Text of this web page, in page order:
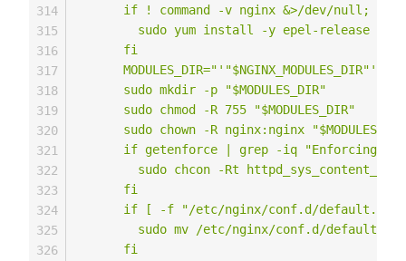
      if ! command -v nginx &>/dev/null; then
sudo yum install -y epel-release
      fi
      MODULES_DIR="'"$NGINX_MODULES_DIR"'"
      sudo mkdir -p "$MODULES_DIR"
      sudo chmod -R 755 "$MODULES_DIR"
sudo chown -R nginx:nginx
if getenforce | grep -iq "Enforcing";
sudo chcon -Rt httpd_sys_content_t
      fi
if [ -f "/etc/nginx/conf.d/
sudo mv /etc/nginx/conf.d/
      fi
314
315
316
317
318
319
320
321
322
323
324
325
326